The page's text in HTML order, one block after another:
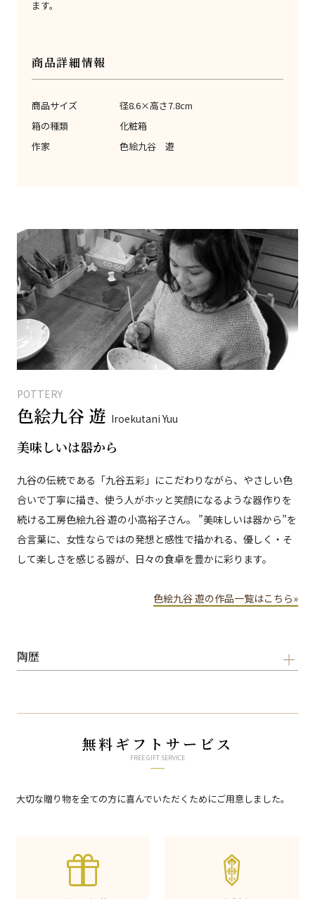
ます。
商品詳細情報
商品サイズ
径8.6×高さ7.8cm
箱の種類
化粧箱
作家
色絵九谷 遊
POTTERY
色絵九谷 遊 Iroekutani Yuu
美味しいは器から
九谷の伝統である「九谷五彩」にこだわりながら、やさしい色
合いで丁寧に描き、使う人がホッと笑顔になるような器作りを
続ける工房色絵九谷 遊の小高裕子さん。 ”美味しいは器から”を
合言葉に、女性ならではの発想と感性で描かれる、優しく・そ
して楽しさを感じる器が、日々の食卓を豊かに彩ります。
色絵九谷 遊の作品一覧はこちら»
陶歴
無料ギフトサービス
FREE GIFT SERVICE
大切な贈り物を全ての方に喜んでいただくためにご用意しました。